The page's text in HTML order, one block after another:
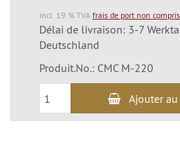
incl. 19 % TVA frais de port non compris
Délai de livraison: 3-7
Deutschland
Produit.No.: CMC M-220
Ajouter